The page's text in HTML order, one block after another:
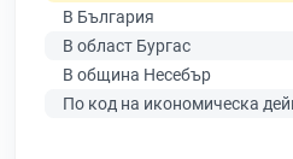
В България
В област Бургас
В община Несебър
По код на икономическа